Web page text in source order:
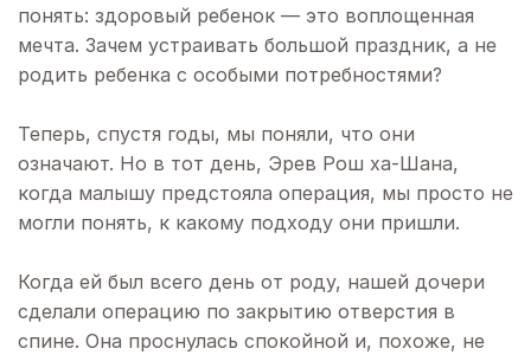
понять: здоровый ребенок — это воплощенная
мечта. Зачем устраивать большой праздник, а не
родить ребенка с особыми потребностями?
Теперь, спустя годы, мы поняли, что они
означают. Но в тот день, Эрев Рош ха-Шана,
когда малышу предстояла операция, мы просто не
могли понять, к какому подходу они пришли.
Когда ей был всего день от роду, нашей дочери
сделали операцию по закрытию отверстия в
спине. Она проснулась спокойной и, похоже, не